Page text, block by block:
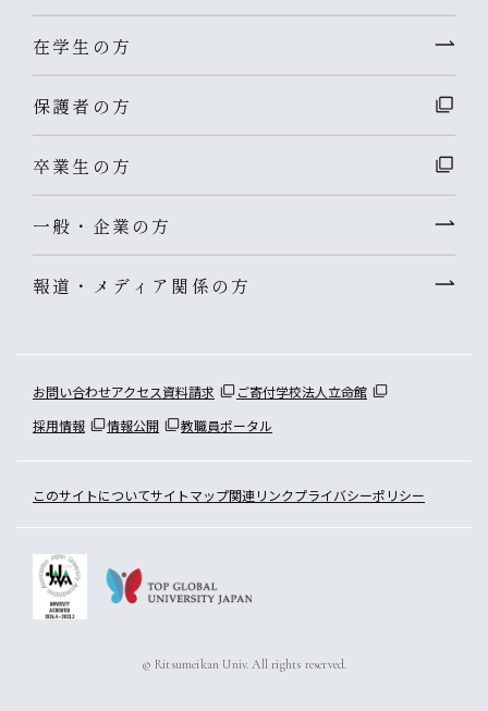
在学生の方
保護者の方
卒業生の方
一般・企業の方
報道・メディア関係の方
お問い合わせアクセス資料請求 ご寄付学校法人立命館
採用情報
情報公開 教職員ポータル
このサイトについてサイトマップ関連リンクプライバシーポリシー
© Ritsumeikan Univ. All rights reserved.